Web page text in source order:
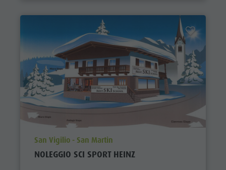
aria.poi_location_prefix
San Vigilio - San Martin
NOLEGGIO SCI SPORT HEINZ